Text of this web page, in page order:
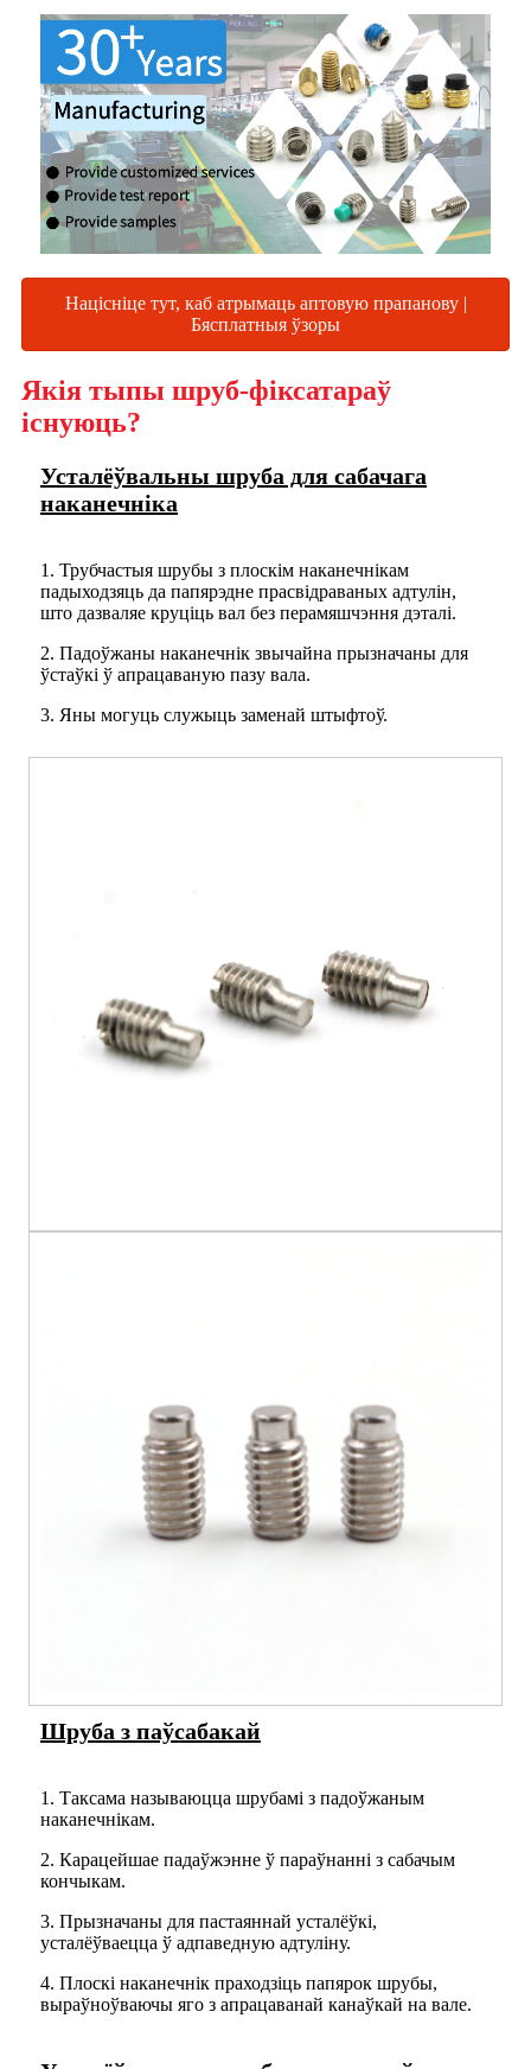
Націсніце тут, каб атрымаць аптовую прапанову |
Бясплатныя ўзоры
Якія тыпы шруб-фіксатараў
існуюць?
Усталёўвальны шруба для сабачага
наканечніка
1. Трубчастыя шрубы з плоскім наканечнікам
падыходзяць да папярэдне прасвідраваных адтулін,
што дазваляе круціць вал без перамяшчэння дэталі.
2. Падоўжаны наканечнік звычайна прызначаны для
ўстаўкі ў апрацаваную пазу вала.
3. Яны могуць служыць заменай штыфтоў.
Шруба з паўсабакай
1. Таксама называюцца шрубамі з падоўжаным
наканечнікам.
2. Карацейшае падаўжэнне ў параўнанні з сабачым
кончыкам.
3. Прызначаны для пастаяннай усталёўкі,
усталёўваецца ў адпаведную адтуліну.
4. Плоскі наканечнік праходзіць папярок шрубы,
выраўноўваючы яго з апрацаванай канаўкай на вале.